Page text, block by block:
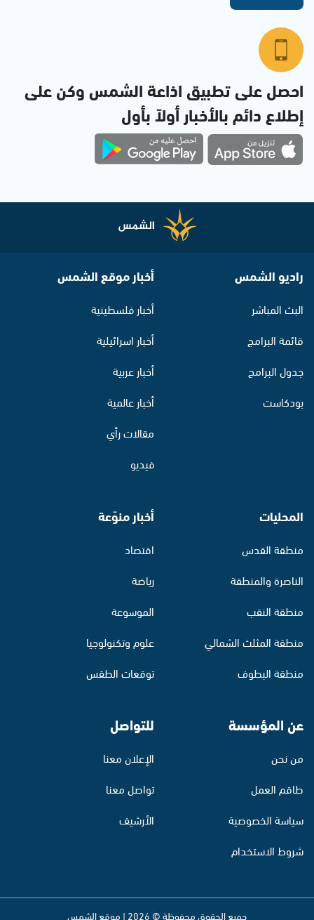
احصل على تطبيق اذاعة الشمس وكن على
إطلاع دائم بالأخبار أولاً بأول
راديو الشمس
البث المباشر
قائمة البرامج
جدول البرامج
بودكاست
أخبار موقع الشمس
أخبار فلسطينية
أخبار اسرائيلية
أخبار عربية
أخبار عالمية
مقالات رأي
فيديو
المحليات
منطقة القدس
الناصرة والمنطقة
منطقة النقب
منطقة المثلث الشمالي
منطقة البطوف
أخبار منوّعة
اقتصاد
رياضة
الموسوعة
علوم وتكنولوجيا
توقعات الطقس
عن المؤسسة
من نحن
طاقم العمل
سياسة الخصوصية
شروط الاستخدام
للتواصل
الإعلان معنا
تواصل معنا
الأرشيف
جميع الحقوق محفوظة © 2026 | موقع الشمس